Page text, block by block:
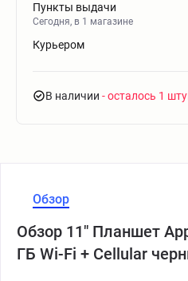
Пункты выдачи
Сегодня, в 1 магазине
Курьером
В наличии - осталось 1
Обзор
Обзор 11" Планшет
ГБ Wi-Fi + Cellular